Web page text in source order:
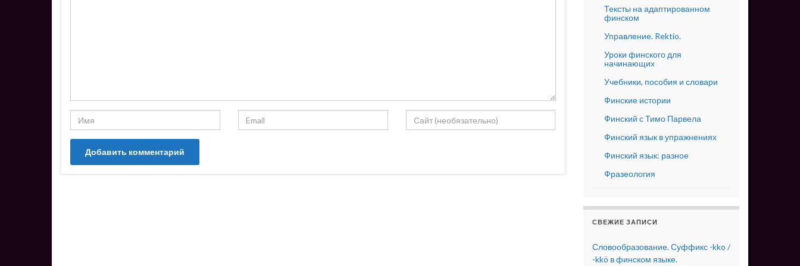
Тексты на адаптированном
финском
Управление. Rektio.
Уроки финского для
начинающих
Учебники, пособия и словари
Финские истории
Финский с Тимо Парвела
Финский язык в упражнениях
Финский язык: разное
Фразеология
СВЕЖИЕ ЗАПИСИ
Словообразование. Суффикс -kko /
-kkö в финском языке.